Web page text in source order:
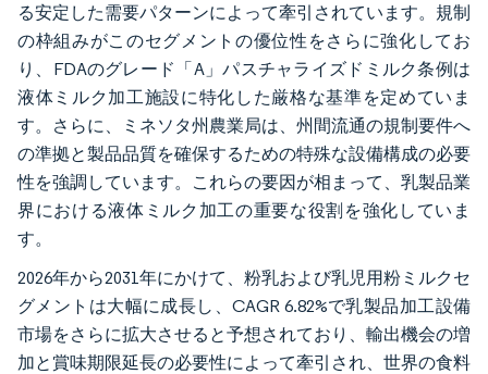
る安定した需要パターンによって牽引されています。規制
の枠組みがこのセグメントの優位性をさらに強化してお
り、FDAのグレード「A」パスチャライズドミルク条例は
液体ミルク加工施設に特化した厳格な基準を定めていま
す。さらに、ミネソタ州農業局は、州間流通の規制要件へ
の準拠と製品品質を確保するための特殊な設備構成の必要
性を強調しています。これらの要因が相まって、乳製品業
界における液体ミルク加工の重要な役割を強化していま
す。
2026年から2031年にかけて、粉乳および乳児用粉ミルクセ
グメントは大幅に成長し、CAGR 6.82%で乳製品加工設備
市場をさらに拡大させると予想されており、輸出機会の増
加と賞味期限延長の必要性によって牽引され、世界の食料